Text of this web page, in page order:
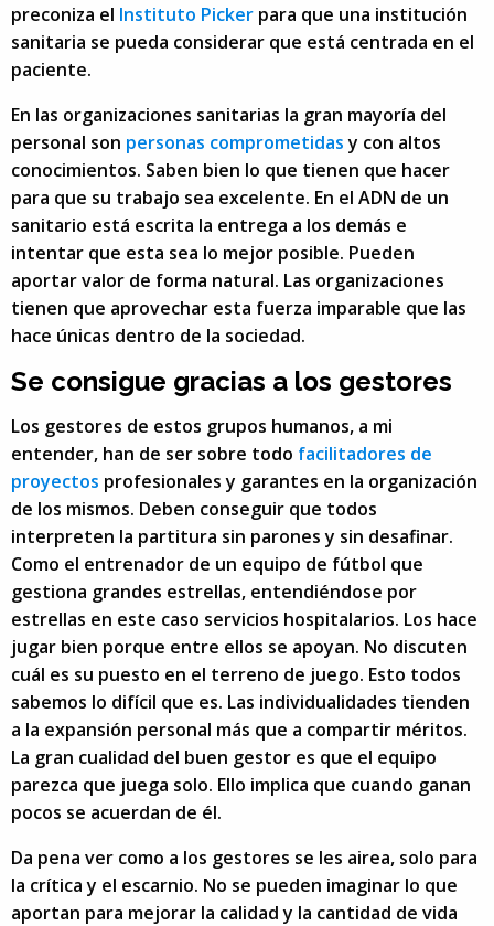
preconiza el Instituto Picker para que una institución
sanitaria se pueda considerar que está centrada en el
paciente.
En las organizaciones sanitarias la gran mayoría del
personal son personas comprometidasy con altos
conocimientos. Saben bien lo que tienen que hacer
para que su trabajo sea excelente. En el ADN de un
sanitario está escrita la entrega a los demás e
intentar que esta sea lo mejor posible. Pueden
aportar valor de forma natural. Las organizaciones
tienen que aprovechar esta fuerza imparable que las
hace únicas dentro de la sociedad.
Se consigue gracias a los gestores
Los gestores de estos grupos humanos, a mi
entender, han de ser sobre todo facilitadores de
proyectos profesionales y garantes en la organización
de los mismos. Deben conseguir que todos
interpreten la partitura sin parones y sin desafinar.
Como el entrenador de un equipo de fútbol que
gestiona grandes estrellas, entendiéndose por
estrellas en este caso servicios hospitalarios. Los hace
jugar bien porque entre ellos se apoyan. No discuten
cuál es su puesto en el terreno de juego. Esto todos
sabemos lo difícil que es. Las individualidades tienden
a la expansión personal más que a compartir méritos.
La gran cualidad del buen gestor es que el equipo
parezca que juega solo. Ello implica que cuando ganan
pocos se acuerdan de él.
Da pena ver como a los gestores se les airea, solo para
la crítica y el escarnio. No se pueden imaginar lo que
aportan para mejorar la calidad y la cantidad de vida